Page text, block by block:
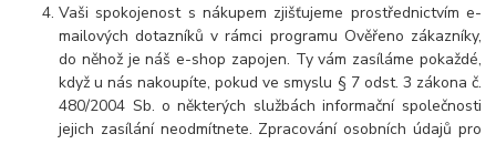
Vaši spokojenost s nákupem zjišťujeme prostřednictvím e-
mailových dotazníků v rámci programu Ověřeno zákazníky,
do něhož je náš e-shop zapojen. Ty vám zasíláme pokaždé,
když u nás nakoupíte, pokud ve smyslu § 7 odst. 3 zákona č.
480/2004 Sb. o některých službách informační společnosti
jejich zasílání neodmítnete. Zpracování osobních údajů pro